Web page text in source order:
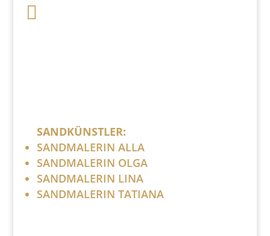

SANDKÜNSTLER:
SANDMALERIN ALLA
SANDMALERIN OLGA
SANDMALERIN LINA
SANDMALERIN TATIANA